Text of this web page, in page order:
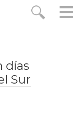
días
Sur